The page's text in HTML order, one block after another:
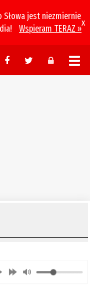
jest niezmiernie
Wspieram TERAZ »
x